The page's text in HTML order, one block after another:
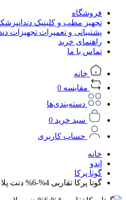
فروشگاه
تجهیز مطب و کلینیک
پشتیبانی و تعمیرات تجهیزات
راهنمای خرید
تماس با ما
خانه
مقایسه 0
دسته‌بندی‌ها
سبد خرید 0
حساب کاربری
خانه
اندو
گوتا پرکا
گوتا پرکا تقاربی 4%-6% دنت پلاس دیادنت DiaDent